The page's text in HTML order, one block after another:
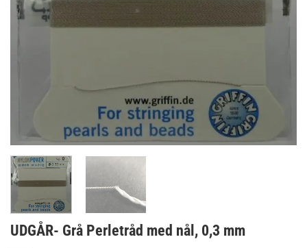
UDGÅR- Grå Perletråd med nål, 0,3 mm